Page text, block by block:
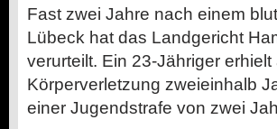
Fast zwei Jahre nach einem
Lübeck hat das Landgericht
verurteilt. Ein 23-Jähriger
Körperverletzung zweieinhalb
einer Jugendstrafe von zwei